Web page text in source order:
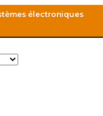
électroniques